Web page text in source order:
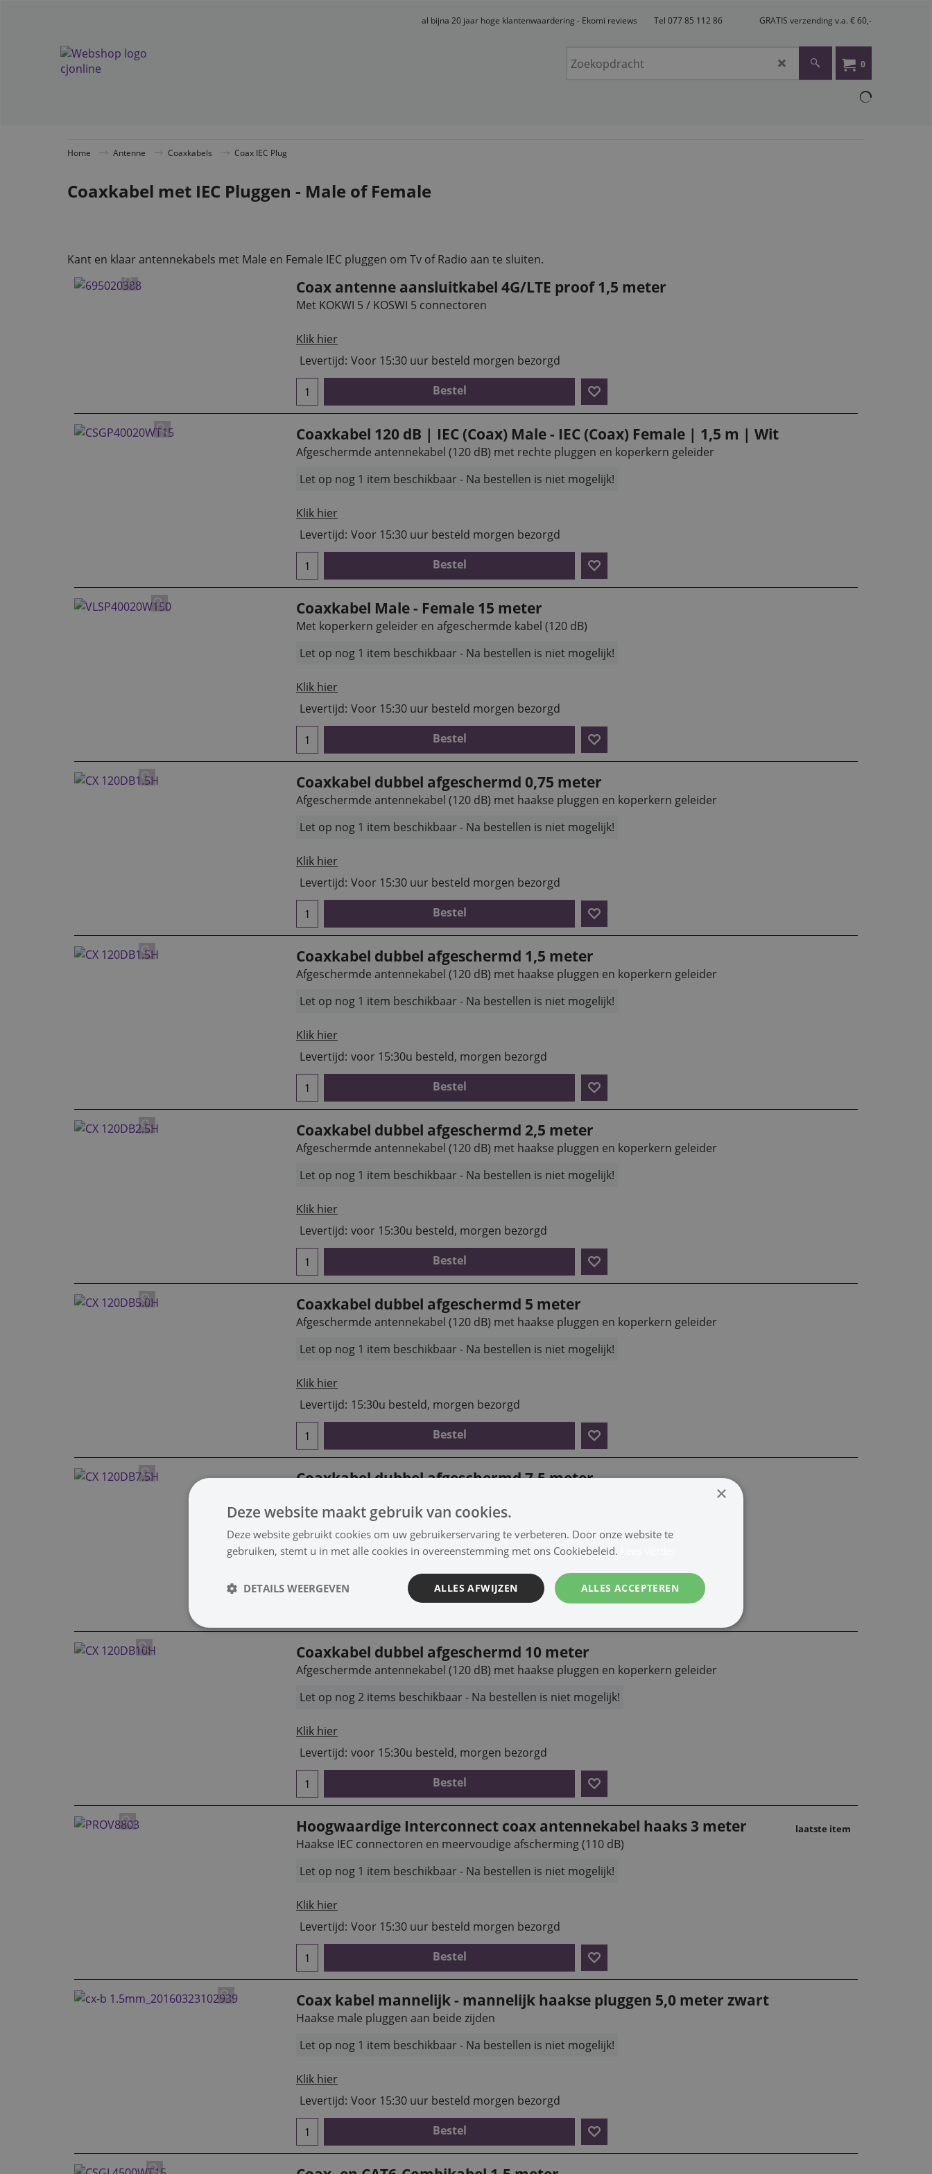
al bijna 20 jaar hoge klantenwaardering - Ekomi reviews Tel 077 85 112 86 GRATIS verzending v.a. € 60,-
0
Home Antenne Coaxkabels Coax IEC Plug
Coaxkabel met IEC Pluggen - Male of Female
Kant en klaar antennekabels met Male en Female IEC pluggen om Tv of Radio aan te sluiten.
Coax antenne aansluitkabel 4G/LTE proof 1,5 meter
Met KOKWI 5 / KOSWI 5 connectoren
Klik hier
Levertijd: Voor 15:30 uur besteld morgen bezorgd
Bestel
Coaxkabel 120 dB | IEC (Coax) Male - IEC (Coax) Female | 1,5 m | Wit
Afgeschermde antennekabel (120 dB) met rechte pluggen en koperkern geleider
Let op nog 1 item beschikbaar - Na bestellen is niet mogelijk!
Klik hier
Levertijd: Voor 15:30 uur besteld morgen bezorgd
Bestel
Coaxkabel Male - Female 15 meter
Met koperkern geleider en afgeschermde kabel (120 dB)
Let op nog 1 item beschikbaar - Na bestellen is niet mogelijk!
Klik hier
Levertijd: Voor 15:30 uur besteld morgen bezorgd
Bestel
Coaxkabel dubbel afgeschermd 0,75 meter
Afgeschermde antennekabel (120 dB) met haakse pluggen en koperkern geleider
Let op nog 1 item beschikbaar - Na bestellen is niet mogelijk!
Klik hier
Levertijd: Voor 15:30 uur besteld morgen bezorgd
Bestel
Coaxkabel dubbel afgeschermd 1,5 meter
Afgeschermde antennekabel (120 dB) met haakse pluggen en koperkern geleider
Let op nog 1 item beschikbaar - Na bestellen is niet mogelijk!
Klik hier
Levertijd: voor 15:30u besteld, morgen bezorgd
Bestel
Coaxkabel dubbel afgeschermd 2,5 meter
Afgeschermde antennekabel (120 dB) met haakse pluggen en koperkern geleider
Let op nog 1 item beschikbaar - Na bestellen is niet mogelijk!
Klik hier
Levertijd: voor 15:30u besteld, morgen bezorgd
Bestel
Coaxkabel dubbel afgeschermd 5 meter
Afgeschermde antennekabel (120 dB) met haakse pluggen en koperkern geleider
Let op nog 1 item beschikbaar - Na bestellen is niet mogelijk!
Klik hier
Levertijd: 15:30u besteld, morgen bezorgd
Bestel
Coaxkabel dubbel afgeschermd 7.5 meter
Let op nog 2 items beschikbaar - Na bestellen is niet mogelijk!
Klik hier
15:30u besteld, morgen bezorgd
Bestel
Coaxkabel dubbel afgeschermd 10 meter
Afgeschermde antennekabel (120 dB) met haakse pluggen en koperkern geleider
Let op nog 2 items beschikbaar - Na bestellen is niet mogelijk!
Klik hier
Levertijd: voor 15:30u besteld, morgen bezorgd
Bestel
laatste item
Hoogwaardige Interconnect coax antennekabel haaks 3 meter
Haakse IEC connectoren en meervoudige afscherming (110 dB)
Let op nog 1 item beschikbaar - Na bestellen is niet mogelijk!
Klik hier
Levertijd: Voor 15:30 uur besteld morgen bezorgd
Bestel
Coax kabel mannelijk - mannelijk haakse pluggen 5,0 meter zwart
Haakse male pluggen aan beide zijden
Let op nog 1 item beschikbaar - Na bestellen is niet mogelijk!
Klik hier
Levertijd: Voor 15:30 uur besteld morgen bezorgd
Bestel
×
Deze website maakt gebruik van cookies.
Deze website gebruikt cookies om uw gebruikerservaring te verbeteren. Door onze website te
gebruiken, stemt u in met alle cookies in overeenstemming met ons Cookiebeleid.
ALLES ACCEPTEREN
ALLES AFWIJZEN
DETAILS WEERGEVEN